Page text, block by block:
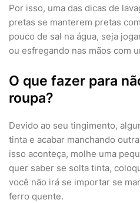
Por isso, uma das dicas de
pretas se manterem pretas
pouco de sal na água, seja
ou esfregando nas mãos com
O que fazer para
roupa?
Devido ao seu tingimento,
tinta e acabar manchando
isso aconteça, molhe uma
quer saber se solta tinta,
você não irá se importar se
ferro quente.